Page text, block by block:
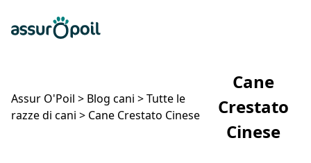
Assur O'Poil
Assur O'Poil > Blog cani >Tutte le
razze di cani > Cane Crestato Cinese
Cane
Crestato
Cinese